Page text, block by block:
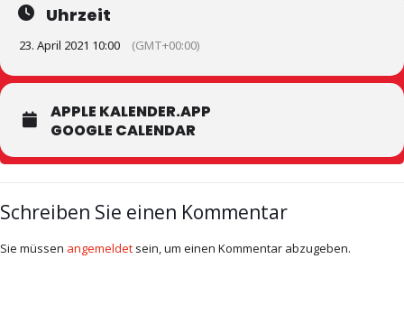
Uhrzeit
23. April 2021 10:00 (GMT+00:00)
APPLE KALENDER.APP
GOOGLE CALENDAR
Schreiben Sie einen Kommentar
Sie müssen angemeldet sein, um einen Kommentar abzugeben.